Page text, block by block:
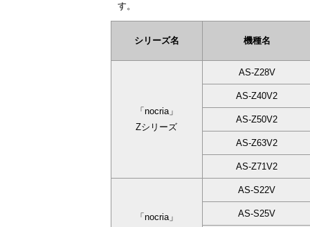
す。
シリーズ名 機種名
「nocria」
Zシリーズ
AS-Z28V
AS-Z40V2
AS-Z50V2
AS-Z63V2
AS-Z71V2
「nocria」
AS-S22V
AS-S25V